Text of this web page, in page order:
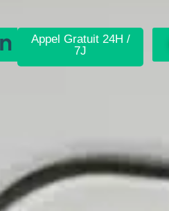
Appel Gratuit 24H /
7J